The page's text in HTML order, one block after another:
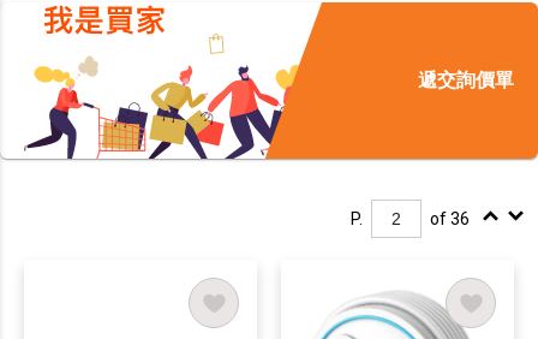
遞交詢價單
P. of 36